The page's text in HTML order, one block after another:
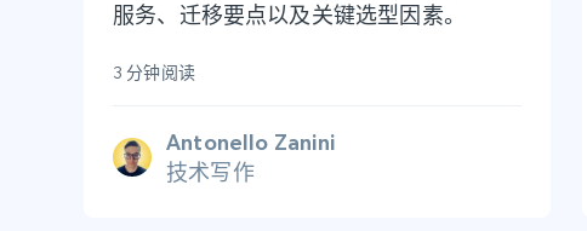
服务、迁移要点以及关键选型因素。
3 分钟阅读
Antonello Zanini
技术写作